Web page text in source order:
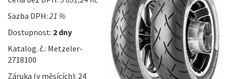
Sazba DPH: 21 %
Dostupnost: 2 dny
Katalog. č.: Metzeler-
2718100
Záruka (v měsících): 24